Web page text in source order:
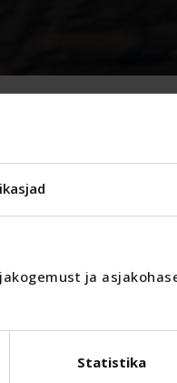
ja
Statistika
sinu tervise kõige
mõned olulised rollid meie